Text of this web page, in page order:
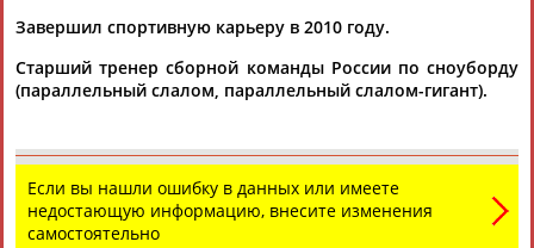
Завершил спортивную карьеру в 2010 году.
Старший тренер сборной команды России по сноуборду
(параллельный слалом, параллельный слалом-гигант).
Если вы нашли ошибку в данных или имеете
недостающую информацию, внесите изменения
самостоятельно